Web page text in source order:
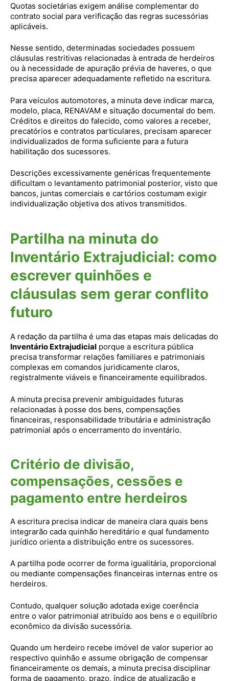
Quotas societárias exigem análise complementar do
contrato social para verificação das regras sucessórias
aplicáveis.
Nesse sentido, determinadas sociedades possuem
cláusulas restritivas relacionadas à entrada de herdeiros
ou à necessidade de apuração prévia de haveres, o que
precisa aparecer adequadamente refletido na escritura.
Para veículos automotores, a minuta deve indicar marca,
modelo, placa, RENAVAM e situação documental do bem.
Créditos e direitos do falecido, como valores a receber,
precatórios e contratos particulares, precisam aparecer
individualizados de forma suficiente para a futura
habilitação dos sucessores.
Descrições excessivamente genéricas frequentemente
dificultam o levantamento patrimonial posterior, visto que
bancos, juntas comerciais e cartórios costumam exigir
individualização objetiva dos ativos transmitidos.
Partilha na minuta do
Inventário Extrajudicial: como
escrever quinhões e
cláusulas sem gerar conflito
futuro
A redação da partilha é uma das etapas mais delicadas do
Inventário Extrajudicial porque a escritura pública
precisa transformar relações familiares e patrimoniais
complexas em comandos juridicamente claros,
registralmente viáveis e financeiramente equilibrados.
A minuta precisa prevenir ambiguidades futuras
relacionadas à posse dos bens, compensações
financeiras, responsabilidade tributária e administração
patrimonial após o encerramento do inventário.
Critério de divisão,
compensações, cessões e
pagamento entre herdeiros
A escritura precisa indicar de maneira clara quais bens
integrarão cada quinhão hereditário e qual fundamento
jurídico orienta a distribuição entre os sucessores.
A partilha pode ocorrer de forma igualitária, proporcional
ou mediante compensações financeiras internas entre os
herdeiros.
Contudo, qualquer solução adotada exige coerência
entre o valor patrimonial atribuído aos bens e o equilíbrio
econômico da divisão sucessória.
Quando um herdeiro recebe imóvel de valor superior ao
respectivo quinhão e assume obrigação de compensar
financeiramente os demais, a minuta precisa disciplinar
forma de pagamento, prazo, índice de atualização e